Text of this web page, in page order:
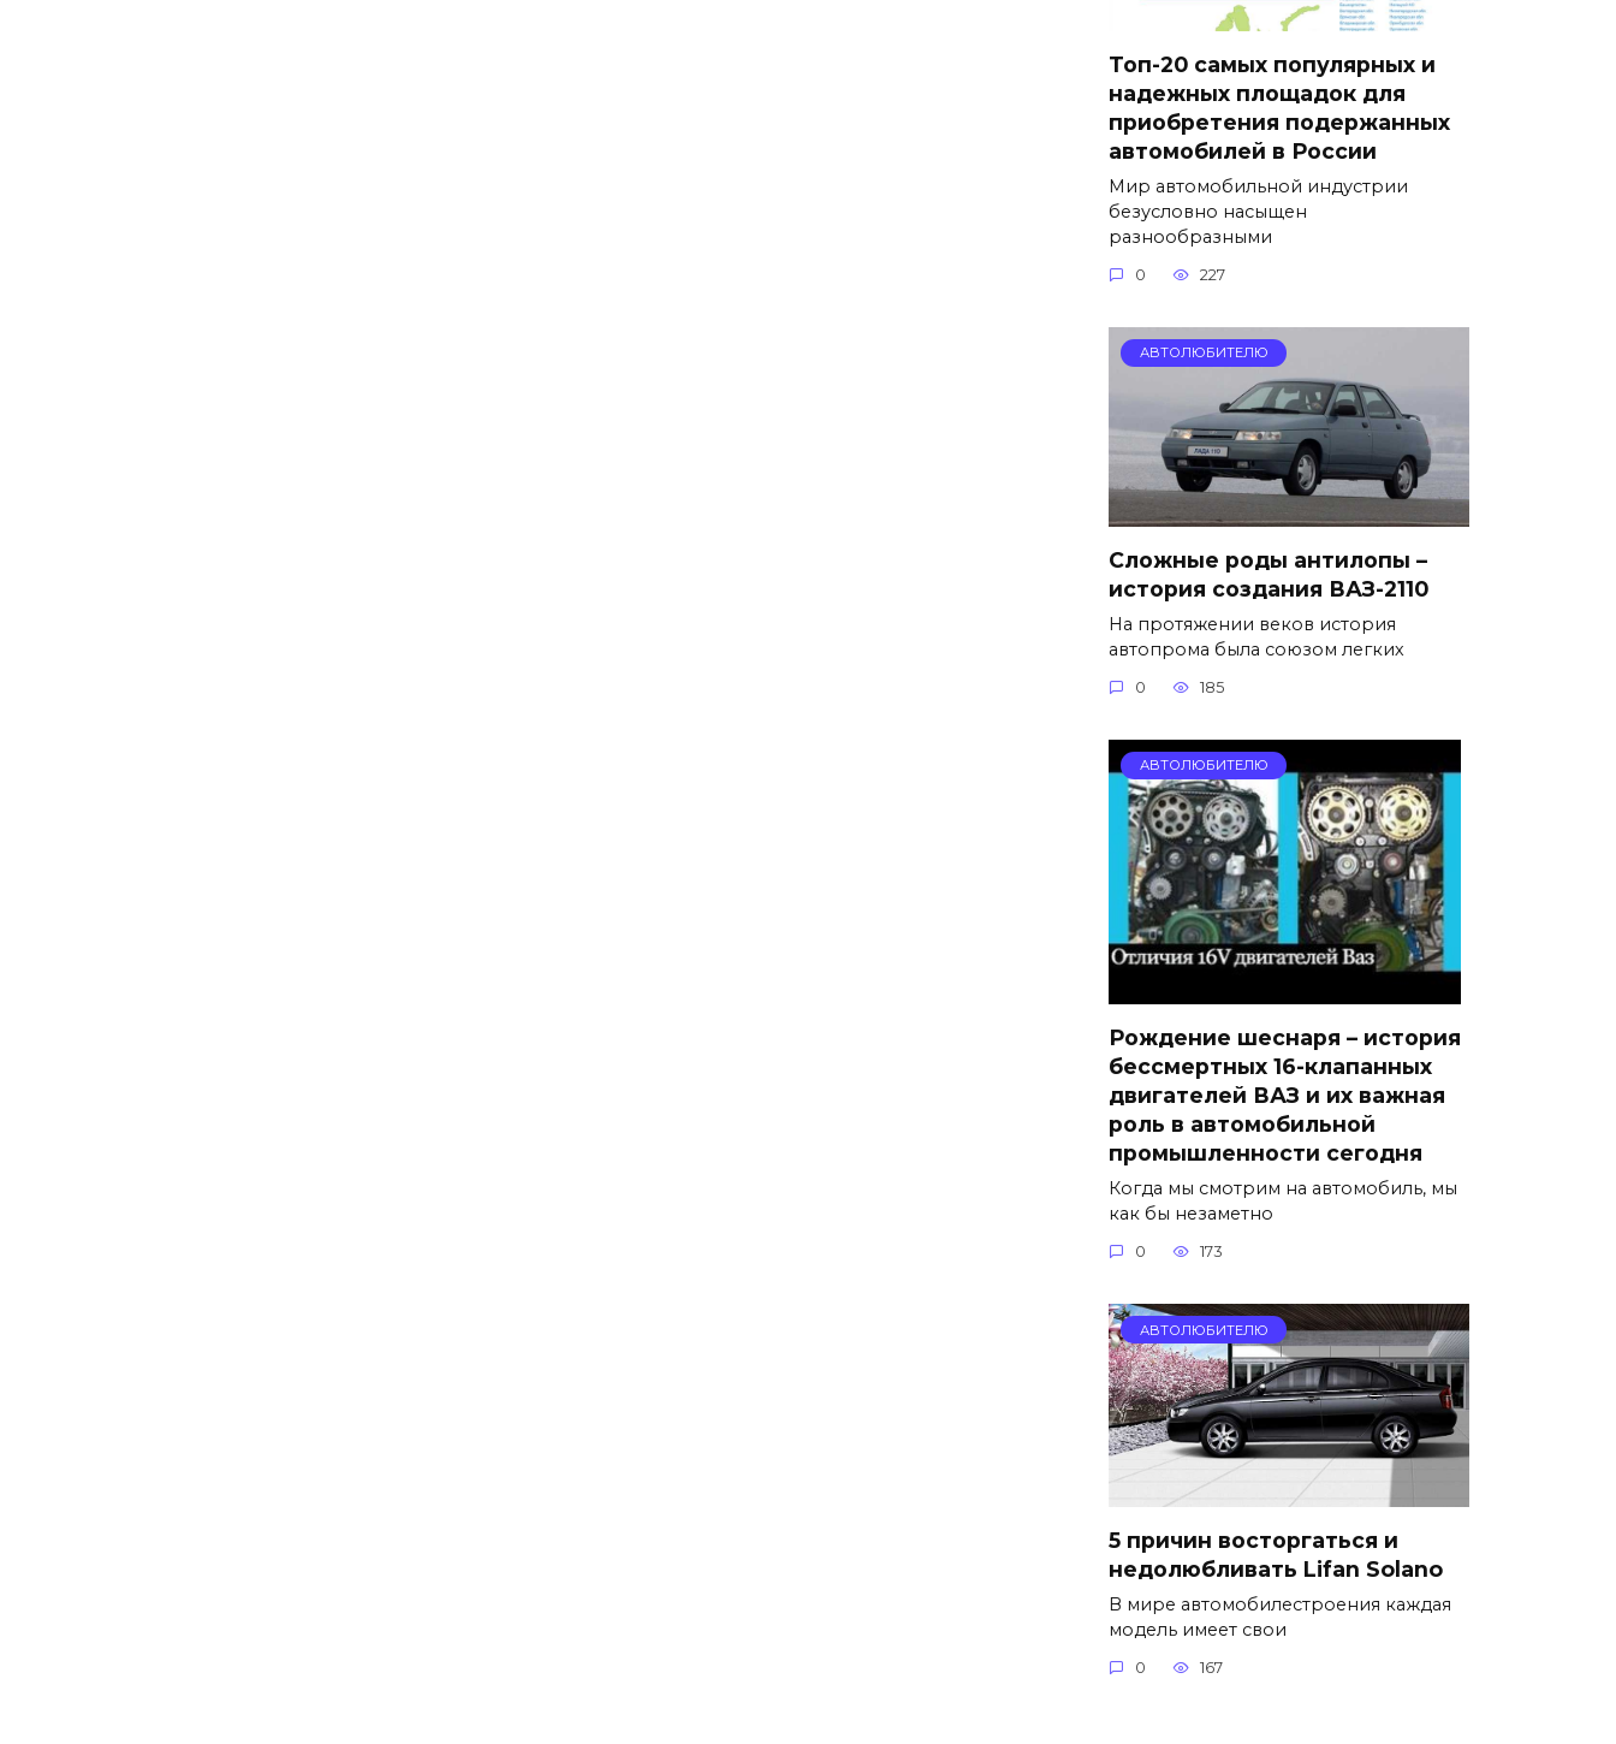
Топ-20 самых популярных и
надежных площадок для
приобретения подержанных
автомобилей в России
Мир автомобильной индустрии
безусловно насыщен
разнообразными
0 227
АВТОЛЮБИТЕЛЮ
Сложные роды антилопы –
история создания ВАЗ-2110
На протяжении веков история
автопрома была союзом легких
0 185
АВТОЛЮБИТЕЛЮ
Рождение шеснаря – история
бессмертных 16-клапанных
двигателей ВАЗ и их важная
роль в автомобильной
промышленности сегодня
Когда мы смотрим на автомобиль, мы
как бы незаметно
0 173
АВТОЛЮБИТЕЛЮ
5 причин восторгаться и
недолюбливать Lifan Solano
В мире автомобилестроения каждая
модель имеет свои
0 167